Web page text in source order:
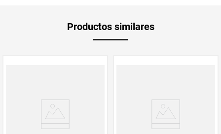
Producto (kg)
Productos similares